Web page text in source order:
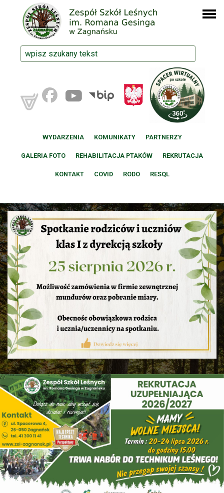
WYDARZENIA KOMUNIKATY PARTNERZY
GALERIA FOTO REHABILITACJA PTAKÓW REKRUTACJA
KONTAKT COVID RODO RESQL